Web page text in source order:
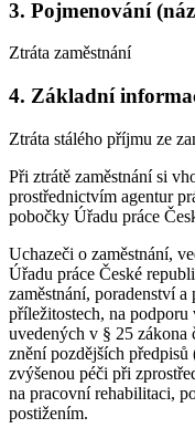
3. Pojmenování
Ztráta zaměstnání
4. Základní
Ztráta stálého příjmu ze
Při ztrátě zaměstnání si
prostřednictvím agentur
pobočky Úřadu práce
Uchazeči o zaměstnání,
Úřadu práce České
zaměstnání, poradenství
příležitostech, na
uvedených v § 25 zákona
znění pozdějších
zvýšenou péči při
na pracovní rehabilitaci,
postižením.